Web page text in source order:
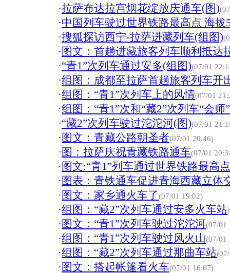
·拉萨布达拉宫烟花绽放庆通车(图)
·中国列车驶过世界铁路最高点 海拔
·搜狐探访西宁-拉萨进藏列车(组图)
· 图文：首趟进藏旅客列车顺利抵达
·“青1”次列车通过安多(组图)(07/01
·组图：成都至拉萨首趟旅客列车开
·组图：“青1”次列车上的风情(07/01
·组图：“青1”次和“藏2”次列车“会师”
·“藏2”次列车驶过沱沱河(图)(07/01
· 图文：青藏公路朝圣者(07/01 20:46)
· 图：拉萨庆祝青藏铁路通车(07/01
· 图文:“青1”列车通过世界铁路最高
· 图表：青铁通车促进青海西藏立体
· 图文：家乡通火车了(07/01 19:02)
·组图：“藏2”次列车通过安多火车站
· 图文：“青1”次列车驶过沱沱河(07/01
·组图：“青1”次列车驶过风火山(07/01
·组图：“藏2”次列车通过那曲车站
· 图文：搭起帐篷看火车(07/01 16:07)